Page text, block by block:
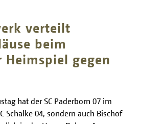
verteilt
beim
Heimspiel gegen
hat der SC Paderborn 07 im
Schalke 04, sondern auch Bischof